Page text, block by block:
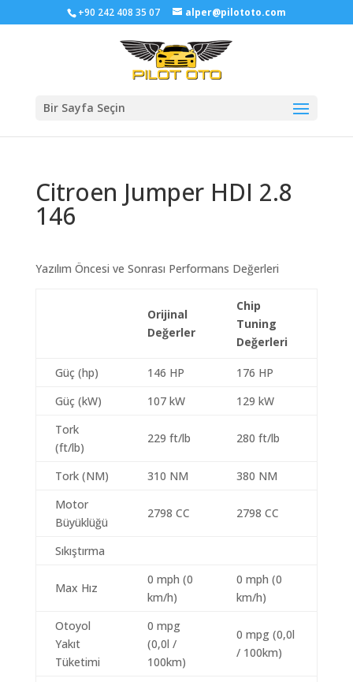
+90 242 408 35 07 alper@pilototo.com
Bir Sayfa Seçin
Citroen Jumper HDI 2.8
146
Yazılım Öncesi ve Sonrası Performans Değerleri
Orijinal
Değerler
Chip
Tuning
Değerleri
Güç (hp) 146 HP
176 HP
Güç (kW)
107 kW
129 kW
Tork
(ft/lb)
229 ft/lb 280 ft/lb
Tork (NM) 310 NM
380 NM
Motor
Büyüklüğü
2798 CC 2798 CC
Sıkıştırma
Max Hız
0 mph (0
km/h)
0 mph (0
km/h)
Otoyol
Yakıt
Tüketimi
0 mpg
(0,0l /
100km)
0 mpg (0,0l
/ 100km)